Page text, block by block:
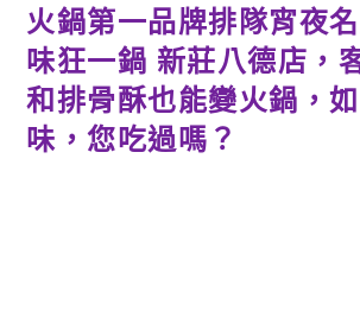
火鍋第一品牌排隊宵夜
味狂一鍋 新莊八德店，
和排骨酥也能變火鍋，
味，您吃過嗎？